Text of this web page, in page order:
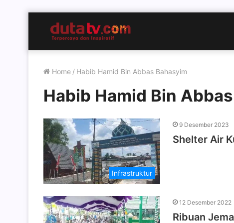
Home / Habib Hamid Bin Abbas Bahasyim
Habib Hamid Bin
Infrastruktur
9 Desember 2023
Shelter Air
12 Desember 2022
Ribuan